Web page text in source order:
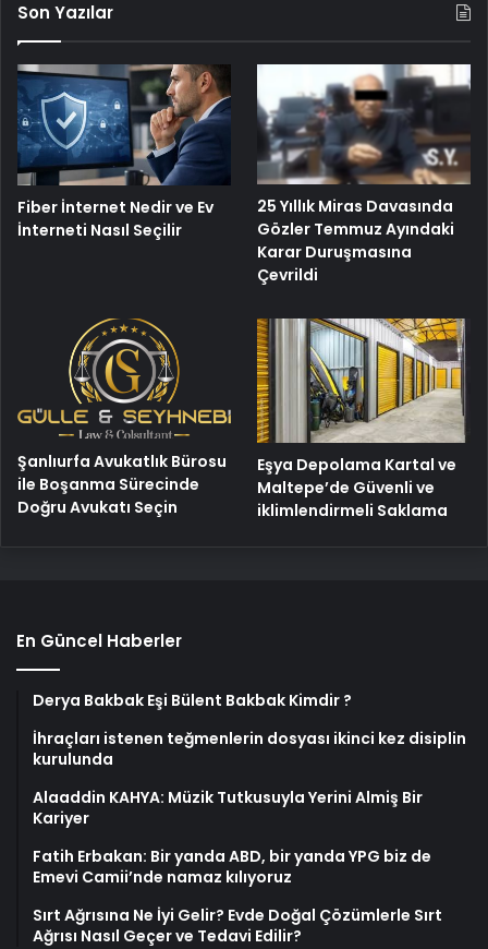
Son Yazılar
Fiber İnternet Nedir ve Ev
İnterneti Nasıl Seçilir
25 Yıllık Miras Davasında
Gözler Temmuz Ayındaki
Karar Duruşmasına
Çevrildi
Şanlıurfa Avukatlık Bürosu
ile Boşanma Sürecinde
Doğru Avukatı Seçin
Eşya Depolama Kartal ve
Maltepe’de Güvenli ve
iklimlendirmeli Saklama
En Güncel Haberler
Derya Bakbak Eşi Bülent Bakbak Kimdir ?
İhraçları istenen teğmenlerin dosyası ikinci kez disiplin
kurulunda
Alaaddin KAHYA: Müzik Tutkusuyla Yerini Almiş Bir
Kariyer
Fatih Erbakan: Bir yanda ABD, bir yanda YPG biz de
Emevi Camii’nde namaz kılıyoruz
Sırt Ağrısına Ne İyi Gelir? Evde Doğal Çözümlerle Sırt
Ağrısı Nasıl Geçer ve Tedavi Edilir?